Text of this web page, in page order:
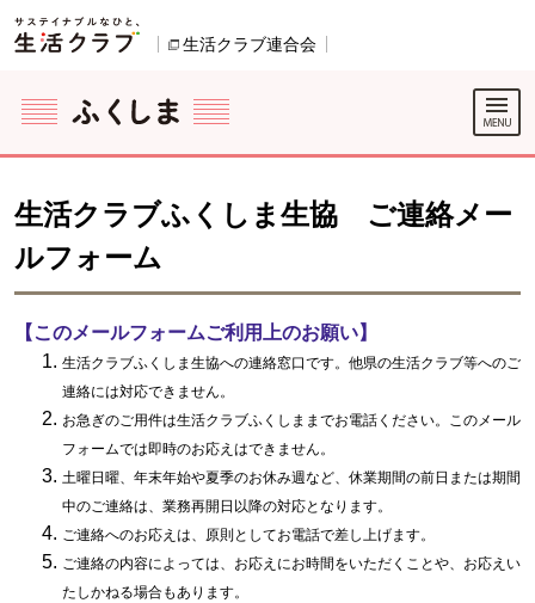
ページの先頭です。
生活クラブ連合会
生活クラブふくしま生協 ご連絡メー
ルフォーム
【このメールフォームご利用上のお願い】
生活クラブふくしま生協への連絡窓口です。他県の生活クラブ等へのご
連絡には対応できません。
お急ぎのご用件は生活クラブふくしままでお電話ください。このメール
フォームでは即時のお応えはできません。
土曜日曜、年末年始や夏季のお休み週など、休業期間の前日または期間
中のご連絡は、業務再開日以降の対応となります。
ご連絡へのお応えは、原則としてお電話で差し上げます。
ご連絡の内容によっては、お応えにお時間をいただくことや、お応えい
たしかねる場合もあります。